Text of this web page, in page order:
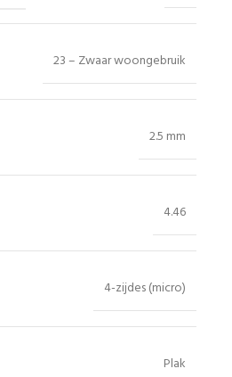
23 – Zwaar woongebruik
2.5 mm
4.46
4-zijdes (micro)
Plak